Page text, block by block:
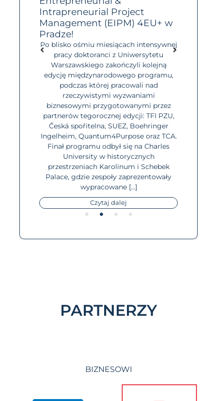
Intrapreneurial Project
Management (EIPM) 4EU+ w
Pradze!
Po blisko ośmiu miesiącach intensywnej
pracy doktoranci z Uniwersytetu
Warszawskiego zakończyli kolejną
edycję międzynarodowego programu,
podczas której pracowali nad
rzeczywistymi wyzwaniami
biznesowymi przygotowanymi przez
partnerów tegorocznej edycji: TFI PZU,
Česká spořitelna, SUEZ, Boehringer
Ingelheim, Quantum4Purpose oraz TCA.
Finał programu odbył się na Charles
University w historycznych
przestrzeniach Karolinum i Schebek
Palace, gdzie zespoły zaprezentowały
wypracowane […]
Czytaj dalej
PARTNERZY
BIZNESOWI